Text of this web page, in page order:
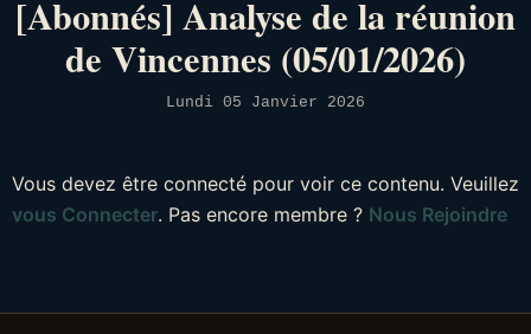
[Abonnés] Analyse de la réunion
de Vincennes (05/01/2026)
Lundi 05 Janvier 2026
Vous devez être connecté pour voir ce contenu. Veuillez
vous Connecter. Pas encore membre ? Nous Rejoindre